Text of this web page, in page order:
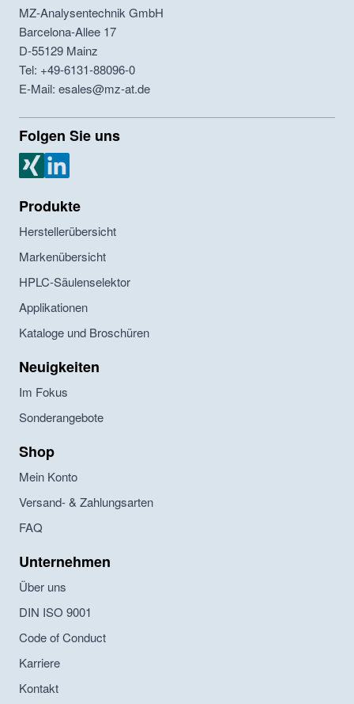
MZ-Analysentechnik GmbH
Barcelona-Allee 17
D-55129 Mainz
Tel: +49-6131-88096-0
E-Mail: esales@mz-at.de
Folgen Sie uns
MZ Analysentechnik Xing
MZ Analysentechnik LinkedIn
Produkte
Herstellerübersicht
Markenübersicht
HPLC-Säulenselektor
Applikationen
Kataloge und Broschüren
Neuigkeiten
Im Fokus
Sonderangebote
Shop
Mein Konto
Versand- & Zahlungsarten
FAQ
Unternehmen
Über uns
DIN ISO 9001
Code of Conduct
Karriere
Kontakt